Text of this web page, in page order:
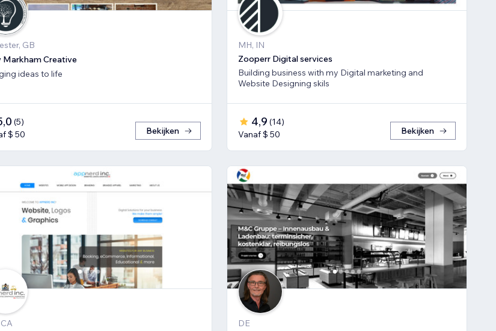
GB
Markham Creative
ideas to life
(5)
$ 50
Bekijken
MH, IN
Zooperr Digital services
Building business with my Digital marketing and
Website Designing skils
4,9 (14)
Vanaf $ 50
Bekijken
DE